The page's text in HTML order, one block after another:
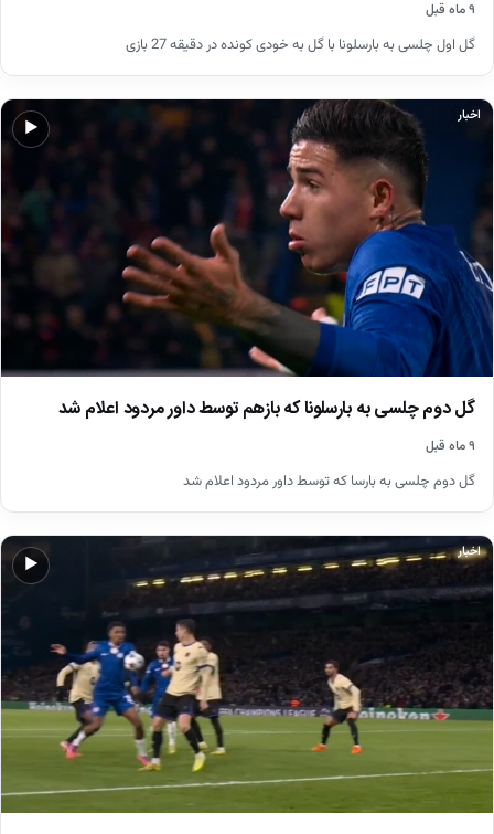
۹ ماه قبل
گل اول چلسی به بارسلونا با گل به خودی کونده در دقیقه 27 بازی
▶
اخبار
گل دوم چلسی به بارسلونا که بازهم توسط داور مردود اعلام شد
۹ ماه قبل
گل دوم چلسی به بارسا که توسط داور مردود اعلام شد
▶
اخبار